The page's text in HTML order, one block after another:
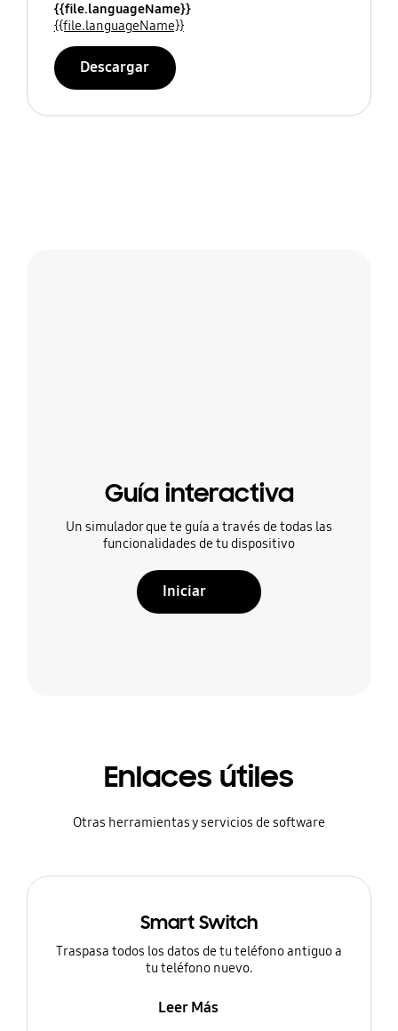
{{file.languageName}}
{{file.languageName}}
Descargar
Guía interactiva
Un simulador que te guía a través de todas las
funcionalidades de tu dispositivo
Iniciar
Enlaces útiles
Otras herramientas y servicios de software
Smart Switch
Traspasa todos los datos de tu teléfono antiguo a
tu teléfono nuevo.
Leer Más